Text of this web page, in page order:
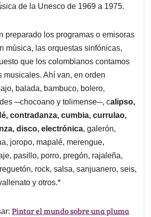
de la Unesco de 1969 a 1975.
preparado los programas o emisoras
música, las orquestas sinfónicas,
que los colombianos contamos
musicales. Ahí van, en orden
balada, bambuco, bolero,
─chocoano y tolimense─, calipso,
contradanza, cumbia, currulao,
disco, electrónica, galerón,
joropo, mapalé, merengue,
pasillo, porro, pregón, rajaleña,
rock, salsa, sanjuanero, seis,
y otros.*
Pintar el mundo sobre una pluma